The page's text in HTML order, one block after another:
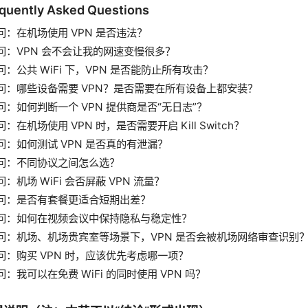
Asked Questions
：在机场使用 VPN 是否违法？
：VPN 会不会让我的网速变慢很多？
：公共 WiFi 下，VPN 是否能防止所有攻击？
：哪些设备需要 VPN？是否需要在所有设备上都安装？
：如何判断一个 VPN 提供商是否“无日志”？
：在机场使用 VPN 时，是否需要开启 Kill Switch？
：如何测试 VPN 是否真的有泄漏？
：不同协议之间怎么选？
：机场 WiFi 会否屏蔽 VPN 流量？
：是否有套餐更适合短期出差？
：如何在视频会议中保持隐私与稳定性？
：机场、机场贵宾室等场景下，VPN 是否会被机场网络审查识别
：购买 VPN 时，应该优先考虑哪一项？
：我可以在免费 WiFi 的同时使用 VPN 吗？